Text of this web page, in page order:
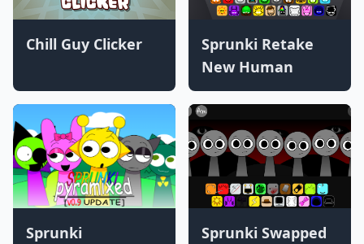
Chill Guy Clicker
Sprunki Retake
New Human
Sprunki
Sprunki Swapped